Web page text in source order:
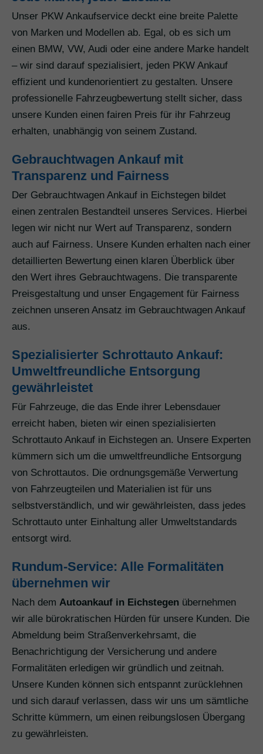
Unser PKW Ankaufservice deckt eine breite Palette
von Marken und Modellen ab. Egal, ob es sich um
einen BMW, VW, Audi oder eine andere Marke handelt
– wir sind darauf spezialisiert, jeden PKW Ankauf
effizient und kundenorientiert zu gestalten. Unsere
professionelle Fahrzeugbewertung stellt sicher, dass
unsere Kunden einen fairen Preis für ihr Fahrzeug
erhalten, unabhängig von seinem Zustand.
Gebrauchtwagen Ankauf mit
Transparenz und Fairness
Der Gebrauchtwagen Ankauf in Eichstegen bildet
einen zentralen Bestandteil unseres Services. Hierbei
legen wir nicht nur Wert auf Transparenz, sondern
auch auf Fairness. Unsere Kunden erhalten nach einer
detaillierten Bewertung einen klaren Überblick über
den Wert ihres Gebrauchtwagens. Die transparente
Preisgestaltung und unser Engagement für Fairness
zeichnen unseren Ansatz im Gebrauchtwagen Ankauf
aus.
Spezialisierter Schrottauto Ankauf:
Umweltfreundliche Entsorgung
gewährleistet
Für Fahrzeuge, die das Ende ihrer Lebensdauer
erreicht haben, bieten wir einen spezialisierten
Schrottauto Ankauf in Eichstegen an. Unsere Experten
kümmern sich um die umweltfreundliche Entsorgung
von Schrottautos. Die ordnungsgemäße Verwertung
von Fahrzeugteilen und Materialien ist für uns
selbstverständlich, und wir gewährleisten, dass jedes
Schrottauto unter Einhaltung aller Umweltstandards
entsorgt wird.
Rundum-Service: Alle Formalitäten
übernehmen wir
Nach dem Autoankauf in Eichstegen übernehmen
wir alle bürokratischen Hürden für unsere Kunden. Die
Abmeldung beim Straßenverkehrsamt, die
Benachrichtigung der Versicherung und andere
Formalitäten erledigen wir gründlich und zeitnah.
Unsere Kunden können sich entspannt zurücklehnen
und sich darauf verlassen, dass wir uns um sämtliche
Schritte kümmern, um einen reibungslosen Übergang
zu gewährleisten.